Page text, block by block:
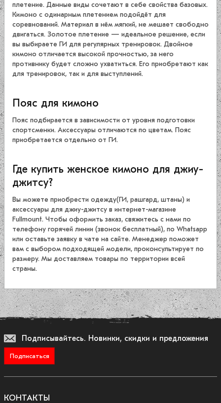
плетение. Данные виды сочетают в себе свойства базовых.
Кимоно с одинарным плетением подойдёт для
соревнований. Материал в нём мягкий, не мешает свободно
двигаться. Золотое плетение — идеальное решение, если
вы выбираете ГИ для регулярных тренировок. Двойное
кимоно отличается высокой прочностью, за него
противнику будет сложно ухватиться. Его приобретают как
для тренировок, так и для выступлений.
Пояс для кимоно
Пояс подбирается в зависимости от уровня подготовки
спортсменки. Аксессуары отличаются по цветам. Пояс
приобретается отдельно от ГИ.
Где купить женское кимоно для джиу-
джитсу?
Вы можете приобрести одежду(ГИ, рашгард, штаны) и
аксессуары для джиу-джитсу в интернет-магазине
Fullmount. Чтобы оформить заказ, свяжитесь с нами по
телефону горячей линии (звонок бесплатный), по Whatsapp
или оставьте заявку в чате на сайте. Менеджер поможет
вам с выбором подходящей модели, проконсультирует по
размеру. Мы доставляем товары по территории всей
страны.
Подписывайтесь. Новинки, скидки и предложения
Подписаться
КОНТАКТЫ